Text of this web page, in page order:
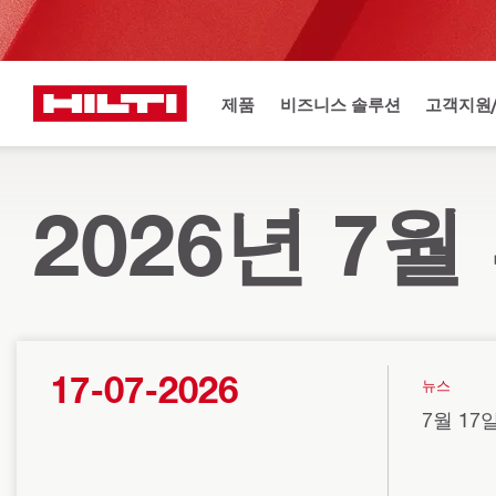
제품 비즈니스 솔루션 고객지
2026년 7월
17-07-2026 뉴스
7월 17